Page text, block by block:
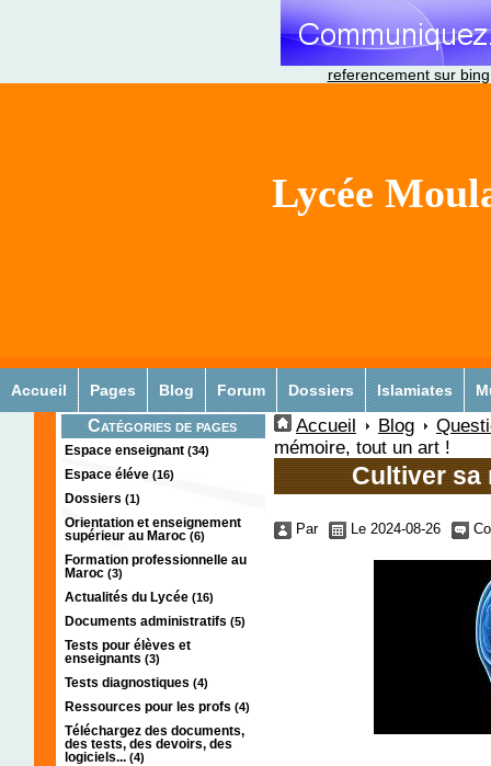
referencement sur bing
Lycée
Accueil Pages Blog Forum Dossiers Islamiates
Catégories de pages
Espace enseignant (34)
Espace éléve (16)
Dossiers (1)
Orientation et enseignement
supérieur au Maroc (6)
Formation professionnelle au
Maroc (3)
Actualités du Lycée (16)
Documents administratifs (5)
Tests pour élèves et
enseignants (3)
Tests diagnostiques (4)
Ressources pour les profs (4)
Téléchargez des documents,
des tests, des devoirs, des
logiciels... (4)
Accueil Blog
mémoire, tout un art !
Cultiver sa
Par Le 2024-08-26